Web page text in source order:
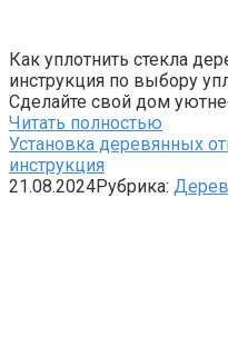
Как уплотнить стекла
инструкция по выбору
Сделайте свой дом
Читать полностью
Установка деревянных
инструкция
21.08.2024Рубрика: